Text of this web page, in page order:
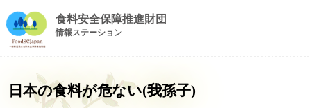
食料安全保障推進財団
情報ステーション
日本の食料が危ない(我孫子)